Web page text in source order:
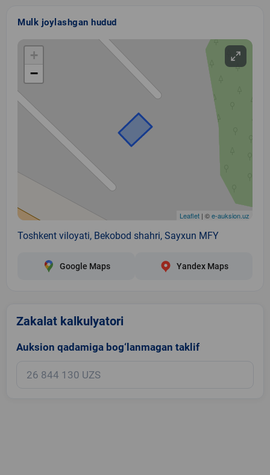
Mulk joylashgan hudud
+
−
Leaflet | ©e-auksion.uz
Toshkent viloyati, Bekobod shahri, Sayxun MFY
Google Maps Yandex Maps
Zakalat kalkulyatori
Auksion qadamiga bog‘lanmagan taklif